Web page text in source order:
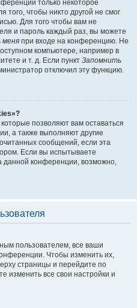
только некоторое
того, чтобы никто другой не смог
Для того чтобы вам не
и пароль каждый раз, вы можете
меня при входе на конференцию. Не
компьютере, например в
и т. д. Если пункт Запомнить
отключил эту функцию.
позволяют вам оставаться
а также выполняют другие
сообщений, если эта
Если вы испытываете
данной конференции, возможно,
пользователем, все ваши
Чтобы изменить их,
страницы и перейдите по
изменить все свои настройки и